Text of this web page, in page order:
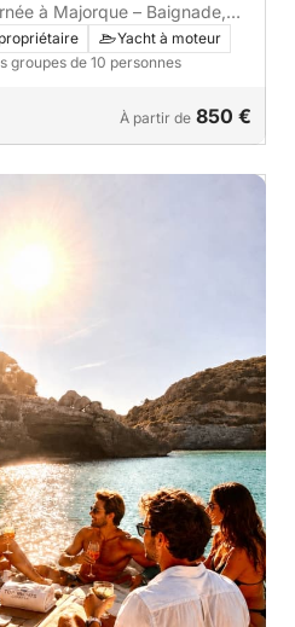
à Majorque – Baignade,
Yacht à moteur
groupes de 10 personnes
À partir de 850 €